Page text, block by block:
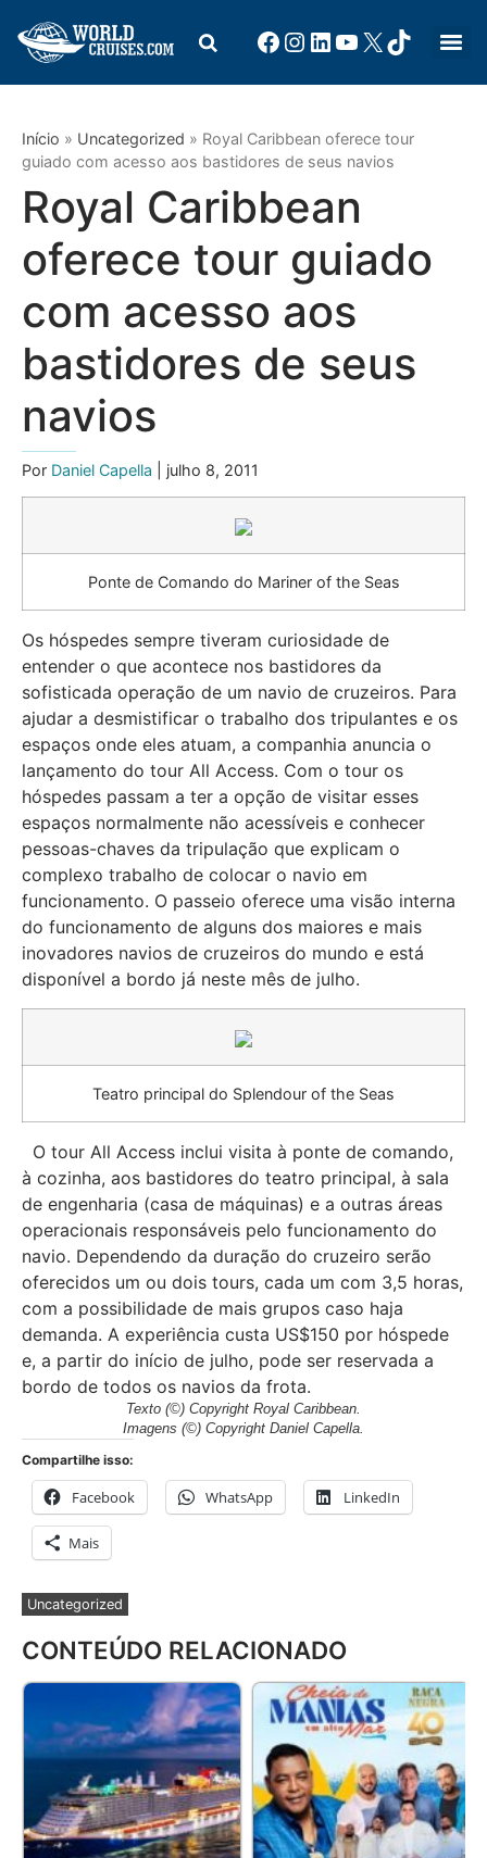
Início » Uncategorized » Royal Caribbean oferece tour
guiado com acesso aos bastidores de seus navios
Royal Caribbean
oferece tour guiado
com acesso aos
bastidores de seus
navios
Por Daniel Capella | julho 8, 2011
Ponte de Comando do Mariner of the Seas
Os hóspedes sempre tiveram curiosidade de
entender o que acontece nos bastidores da
sofisticada operação de um navio de cruzeiros. Para
ajudar a desmistificar o trabalho dos tripulantes e os
espaços onde eles atuam, a companhia anuncia o
lançamento do tour All Access. Com o tour os
hóspedes passam a ter a opção de visitar esses
espaços normalmente não acessíveis e conhecer
pessoas-chaves da tripulação que explicam o
complexo trabalho de colocar o navio em
funcionamento. O passeio oferece uma visão interna
do funcionamento de alguns dos maiores e mais
inovadores navios de cruzeiros do mundo e está
disponível a bordo já neste mês de julho.
Teatro principal do Splendour of the Seas
O tour All Access inclui visita à ponte de comando,
à cozinha, aos bastidores do teatro principal, à sala
de engenharia (casa de máquinas) e a outras áreas
operacionais responsáveis pelo funcionamento do
navio. Dependendo da duração do cruzeiro serão
oferecidos um ou dois tours, cada um com 3,5 horas,
com a possibilidade de mais grupos caso haja
demanda. A experiência custa US$150 por hóspede
e, a partir do início de julho, pode ser reservada a
bordo de todos os navios da frota.
Texto (©) Copyright Royal Caribbean
Imagens (©) Copyright Daniel Capella
Compartilhe isso:
Facebook WhatsApp LinkedIn
Mais
Uncategorized
CONTEÚDO RELACIONADO